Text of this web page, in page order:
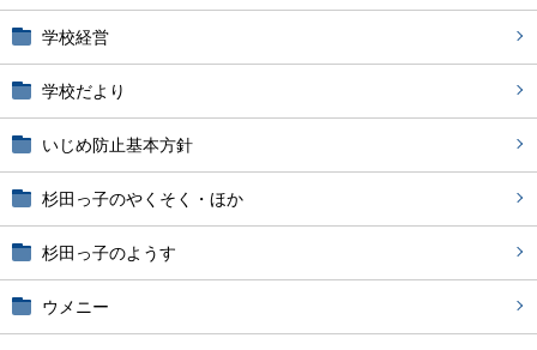
学校経営
学校だより
いじめ防止基本方針
杉田っ子のやくそく・ほか
杉田っ子のようす
ウメニー